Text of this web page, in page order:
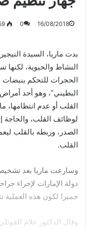
16/08/2018
0
النشاط والحيوية، لكنها
الحجرات للتحكم بنبضات
البطيني”، وهو أحد
القلب أو عدم انتظامها،
لوظائف القلب، والحاجة
الصدر، وربطه بالقلب
القلب.
وسارعت ماريا بعد
دولة الإمارات لإجراء
جميرا لكون هذه
وقال الدكتور علام